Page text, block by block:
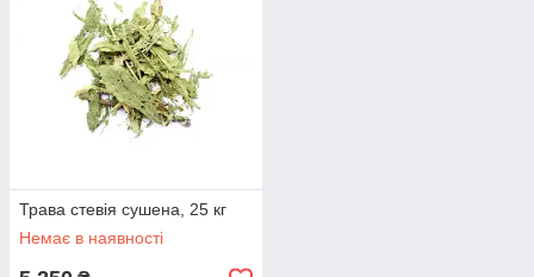
Трава стевія сушена, 25 кг
Немає в наявності